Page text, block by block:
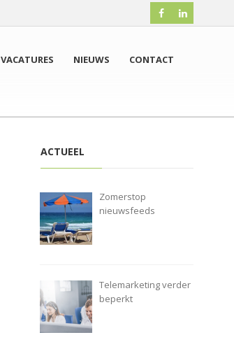
VACATURES NIEUWS CONTACT
ACTUEEL
Zomerstop
nieuwsfeeds
Telemarketing verder
beperkt